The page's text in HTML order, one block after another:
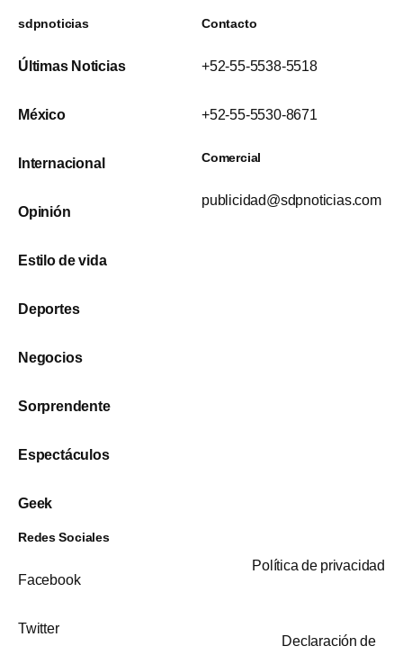
sdpnoticias
Últimas Noticias
México
Internacional
Opinión
Estilo de vida
Deportes
Negocios
Sorprendente
Espectáculos
Geek
Contacto
+52-55-5538-5518
+52-55-5530-8671
Comercial
publicidad@sdpnoticias.com
Redes Sociales
Facebook
Twitter
Política de privacidad
Declaración de